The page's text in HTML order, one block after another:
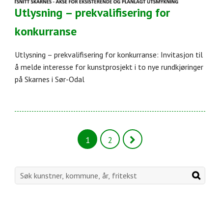
Utlysning – prekvalifisering for
konkurranse
Utlysning – prekvalifisering for konkurranse: Invitasjon til
å melde interesse for kunstprosjekt i to nye rundkjøringer
på Skarnes i Sør-Odal
1 2